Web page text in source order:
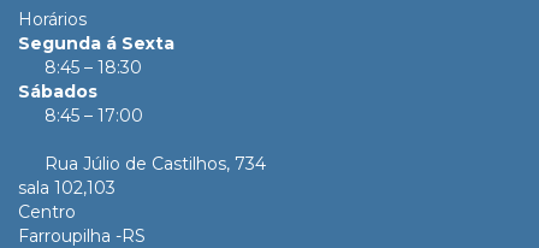
Horários
Segunda á Sexta
8:45 – 18:30
Sábados
8:45 – 17:00
Rua Júlio de Castilhos, 734
sala 102,103
Centro
Farroupilha -RS